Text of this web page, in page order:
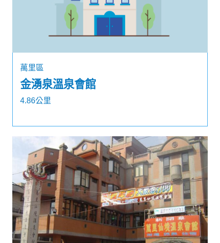
萬里區
金湧泉溫泉會館
4.86公里